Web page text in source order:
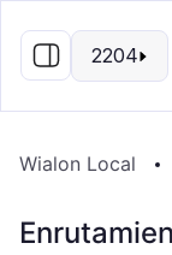
2204
Wialon Local